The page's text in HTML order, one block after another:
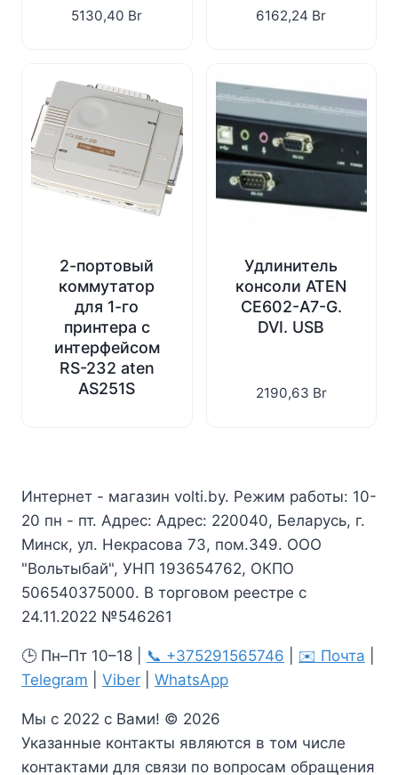
5130,40 Br 6162,24 Br
2-портовый
коммутатор
для 1-го
принтера с
интерфейсом
RS-232 aten
AS251S
Удлинитель
консоли ATEN
CE602-A7-G.
DVI. USB
2190,63 Br
Интернет - магазин volti.by. Режим работы: 10-
20 пн - пт. Адрес: Адрес: 220040, Беларусь, г.
Минск, ул. Некрасова 73, пом.349. ООО
"Вольтыбай", УНП 193654762, ОКПО
506540375000. В торговом реестре с
24.11.2022 №546261
🕒 Пн–Пт 10–18 | 📞 +375291565746 ✉️ Почта
Telegram
Viber WhatsApp
Мы с 2022 с Вами! © 2026
Указанные контакты являются в том числе
контактами для связи по вопросам обращения